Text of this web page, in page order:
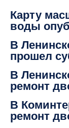
Карту
воды
В
прошел
В
ремонт
В
ремонт